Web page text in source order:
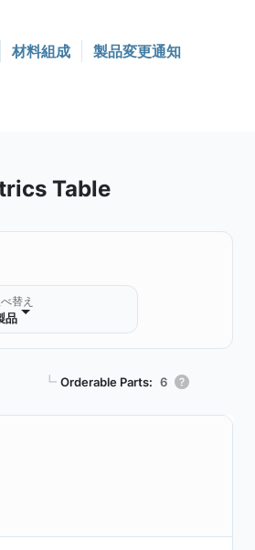
材料組成 製品変更通知
Table
替え
品
┗ Orderable Parts: 6